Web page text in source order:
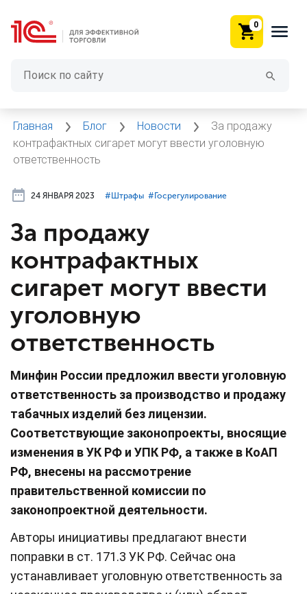
0
Главная Блог Новости
За продажу
контрафактных сигарет могут ввести уголовную
ответственность
24 ЯНВАРЯ 2023 #⁣Штрафы #⁣Госрегулирование
За продажу
контрафактных
сигарет могут ввести
уголовную
ответственность
Минфин России предложил ввести уголовную
ответственность за производство и продажу
табачных изделий без лицензии.
Соответствующие законопроекты, вносящие
изменения в УК РФ и УПК РФ, а также в КоАП
РФ, внесены на рассмотрение
правительственной комиссии по
законопроектной деятельности.
Авторы инициативы предлагают внести
поправки в ст. 171.3 УК РФ. Сейчас она
устанавливает уголовную ответственность за